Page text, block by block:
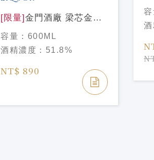
[限量] 金門酒廠 梁芯金門
高粱酒 Kinmen Kaoliang
Liang Xin Kaoliang
Liquor
容量： 600ML
酒精濃度： 51.8%
NT$ 890